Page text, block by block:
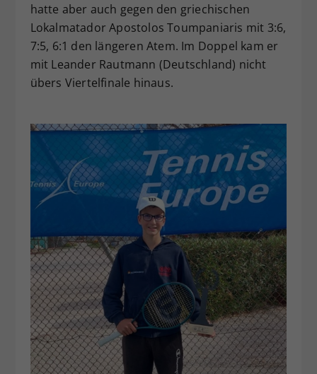
hatte aber auch gegen den griechischen
Lokalmatador Apostolos Toumpaniaris mit 3:6,
7:5, 6:1 den längeren Atem. Im Doppel kam er
mit Leander Rautmann (Deutschland) nicht
übers Viertelfinale hinaus.